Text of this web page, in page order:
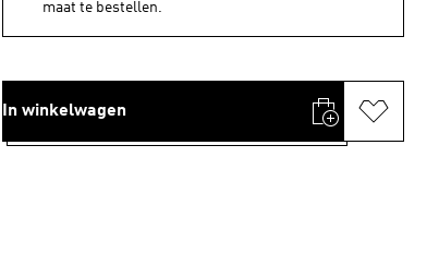
maat te bestellen.
In winkelwagen